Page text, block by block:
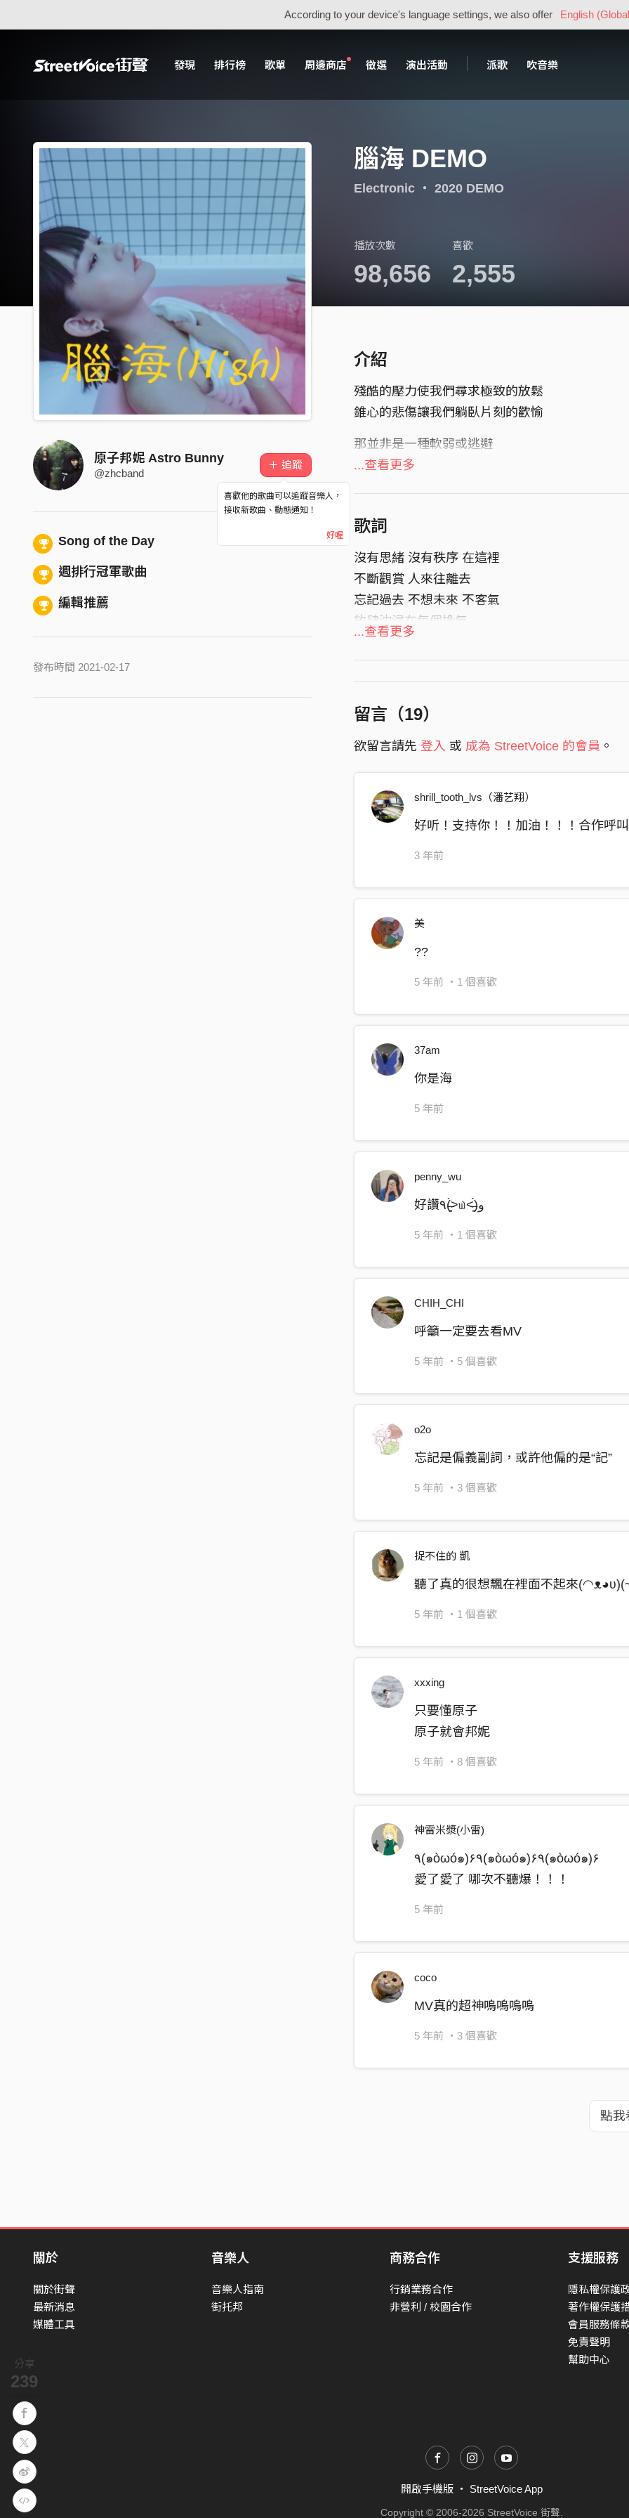
According to your device's language settings, we also offer English
發現 排行榜 歌單 周邊商店 徵選 演出活動 派歌 吹音樂
分享
239
腦海 DEMO
Electronic・ 2020 DEMO
播放次數
98,656
喜歡
2,555
原子邦妮 Astro Bunny
@zhcband
＋ 追蹤
喜歡他的歌曲可以追蹤音樂人，
接收新歌曲、動態通知！
好喔
Song of the Day
週排行冠軍歌曲
編輯推薦
發布時間 2021-02-17
介紹
殘酷的壓力使我們尋求極致的放鬆
錐心的悲傷讓我們躺臥片刻的歡愉
那並非是一種軟弱或逃避
只是那些美好的時光
被留在我們的腦海
片刻的休憩 完完全全的 Chill 過之後
再一次重新出發吧
完整版MV:
https://www.youtube.com/
...查看更多
歌詞
沒有思緒 沒有秩序 在這裡
不斷觀賞 人來往離去
忘記過去 不想未來 不客氣
放肆沈浸在每個換氣
也許我 才看見真理
我想你是一片海 (HIGH)
每個心跳動作都讓你我飄浮起來 OH
我想你是一片海
拯救了我的腦海 ＯH
每分每秒讓我明白就是現在
請你不要離開
沒有思緒 沒有秩序 在這裡
忘記失去 忘記傷心 不可惜
我就只想逃進你心裡
...查看更多
留言（19）
欲留言請先 登入 或 成為 StreetVoice 的會員 。
shrill_tooth_lvs（潘艺翔）
好听！支持你！！加油！！！合作呼
3 年前
美
??
5 年前 ・1 個喜歡
37am
你是海
5 年前
penny_wu
好讚٩(˃̶͈̀௰˂̶͈́)و
5 年前 ・1 個喜歡
CHIH_CHI
呼籲一定要去看MV
5 年前 ・5 個喜歡
o2o
忘記是偏義副詞，或許他偏的是“記”
5 年前 ・3 個喜歡
捉不住的 凱
聽了真的很想飄在裡面不起來
5 年前 ・1 個喜歡
xxxing
只要懂原子
原子就會邦妮
5 年前 ・8 個喜歡
神雷米漿(小雷)
٩(๑òωó๑)۶٩(๑òωó๑)۶٩(๑òωó๑)۶
愛了愛了 哪次不聽爆！！！
5 年前
coco
MV真的超神嗚嗚嗚嗚
5 年前 ・3 個喜歡
點我
關於
關於街聲
最新消息
媒體工具
音樂人
音樂人指南
街托邦
商務合作
行銷業務合作
非營利 / 校園合作
支援服務
隱私權保護
著作權保護
會員服務條
免責聲明
幫助中心
開啟手機版 ・ StreetVoice App
Copyright © 2006-2026 StreetVoice 街聲.